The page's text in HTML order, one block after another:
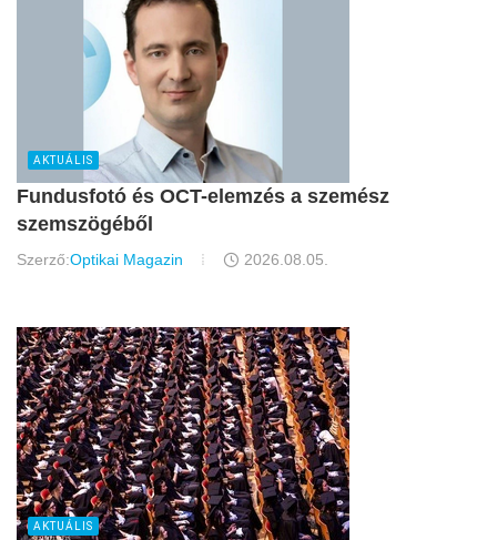
AKTUÁLIS
Fundusfotó és OCT-elemzés a szemész
szemszögéből
Szerző:Optikai Magazin 2026.08.05.
AKTUÁLIS